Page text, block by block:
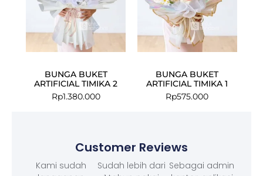
BUNGA BUKET
ARTIFICIAL TIMIKA 2
Rp1.380.000
BUNGA BUKET
ARTIFICIAL TIMIKA 1
Rp575.000
Customer Reviews
Kami sudah
Sudah lebih dari Sebagai admin